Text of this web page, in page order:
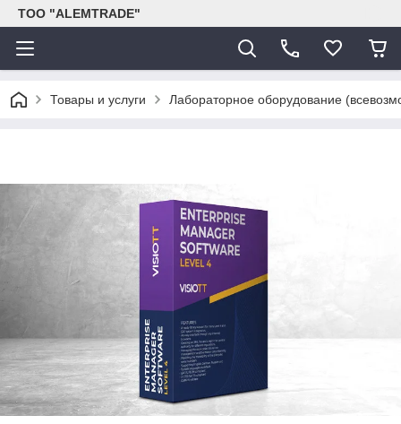
ТОО "ALEMTRADE"
Товары и услуги Лабораторное оборудование